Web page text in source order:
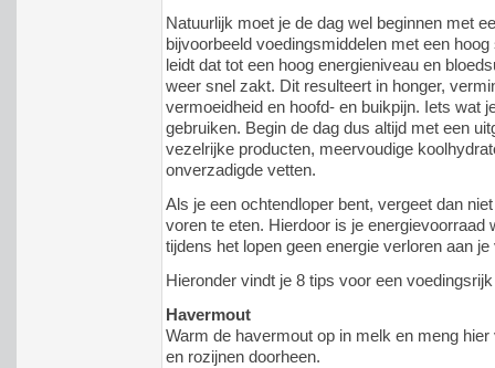
Natuurlijk moet je de dag wel beginnen met
bijvoorbeeld voedingsmiddelen met een
leidt dat tot een hoog energieniveau en
weer snel zakt. Dit resulteert in honger,
vermoeidheid en hoofd- en buikpijn. Iets wat
gebruiken. Begin de dag dus altijd met een
vezelrijke producten, meervoudige
onverzadigde vetten.
Als je een ochtendloper bent, vergeet dan
voren te eten. Hierdoor is je energievoorraad
tijdens het lopen geen energie verloren aan je
Hieronder vindt je 8 tips voor een
Havermout
Warm de havermout op in melk en meng
en rozijnen doorheen.